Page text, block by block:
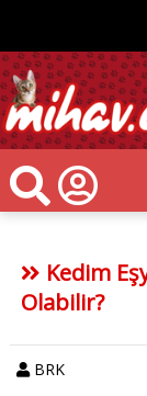
Kedim
Olabilir?
BRK